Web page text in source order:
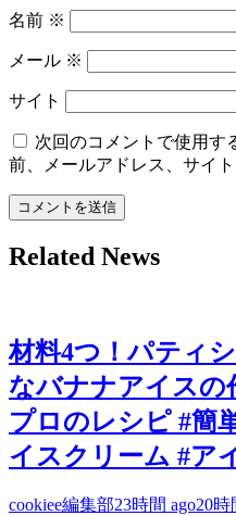
名前 ※
メール ※
サイト
次回のコメントで使用す
前、メールアドレス、サイト
Related News
材料4つ！パティ
なバナナアイスの
プロのレシピ #簡
イスクリーム #ア
cookiee編集部23時間 ago20時